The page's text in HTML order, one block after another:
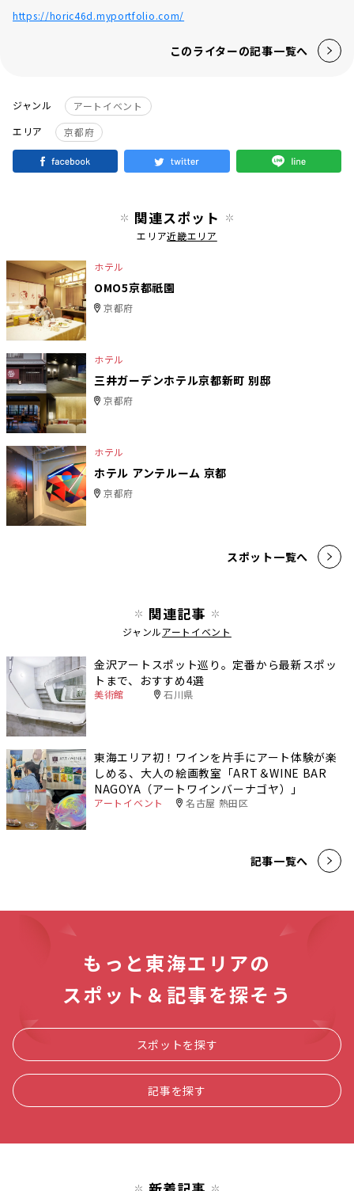
https://horic46d.myportfolio.com/
このライターの記事一覧へ
ジャンル
アートイベント
エリア
京都府
関連スポット
エリア近畿エリア
ホテル
OMO5京都祇園
京都府
ホテル
三井ガーデンホテル京都新町 別邸
京都府
ホテル
ホテル アンテルーム 京都
京都府
スポット一覧へ
関連記事
ジャンルアートイベント
金沢アートスポット巡り。定番から最新スポッ
トまで、おすすめ4選
美術館 石川県
東海エリア初！ワインを片手にアート体験が楽
しめる、大人の絵画教室「ART＆WINE BAR
NAGOYA（アートワインバーナゴヤ）」
アートイベント 名古屋 熱田区
記事一覧へ
もっと東海エリアの
スポット＆記事を探そう
スポットを探す
記事を探す